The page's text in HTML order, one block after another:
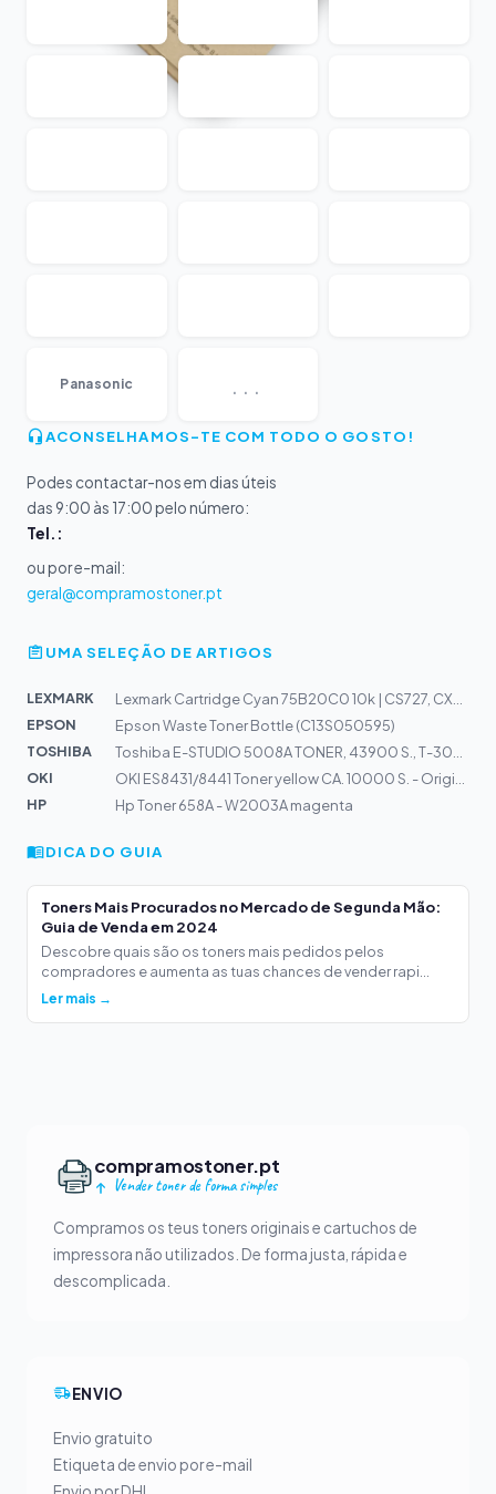
Panasonic ...
ACONSELHAMOS-TE COM TODO O GOSTO!
Podes contactar-nos em dias úteis
das 9:00 às 17:00 pelo número:
Tel.:
ou por e-mail:
geral@compramostoner.pt
UMA SELEÇÃO DE ARTIGOS
LEXMARK
EPSON
Epson Waste Toner Bottle (C13S050595)
TOSHIBA
OKI
HP
Hp Toner 658A - W2003A magenta
DICA DO GUIA
Toners Mais Procurados no Mercado de Segunda Mão:
Guia de Venda em 2024
Descobre quais são os toners mais pedidos pelos
compradores e aumenta as tuas chances de vender rapi...
Ler mais →
compramostoner.pt
Vender toner de forma simples
Compramos os teus toners originais e cartuchos de
impressora não utilizados. De forma justa, rápida e
descomplicada.
ENVIO
Envio gratuito
Etiqueta de envio por e-mail